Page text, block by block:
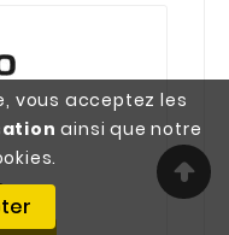
vous acceptez les
ainsi que notre